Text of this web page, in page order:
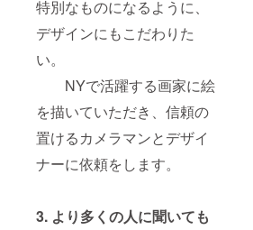
特別なものになるように、
デザインにもこだわりた
い。
NYで活躍する画家に絵
を描いていただき、信頼の
置けるカメラマンとデザイ
ナーに依頼をします。
3. より多くの人に聞いても